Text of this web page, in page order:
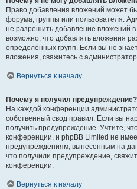
Право добавления вложений может
форума, группы или пользователя.
не разрешить добавление вложений
возможно, что добавлять вложения
определённых групп. Если вы не
вложения, свяжитесь с
Вернуться к началу
Почему я получил предупреждение?
На каждой конференции
собственный свод правил. Если вы
получить предупреждение. Учтите,
конференции, и phpBB Limited не
предупреждениям, вынесенным на
что получили предупреждение,
конференции.
Вернуться к началу